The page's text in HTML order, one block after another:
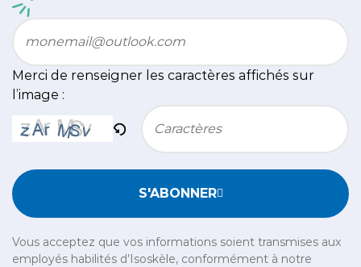
Email
Merci de renseigner les caractères affichés sur
l’image :
S'ABONNER
Vous acceptez que vos informations soient transmises aux
employés habilités d’Isoskèle, conformément à notre